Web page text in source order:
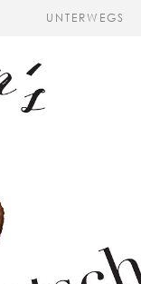
UNTERWEGS